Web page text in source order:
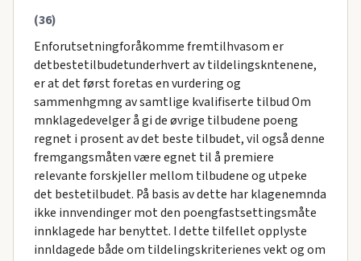
(36)
Enforutsetningforåkomme fremtilhvasom er
detbestetilbudetunderhvert av tildelingskntenene,
er at det først foretas en vurdering og
sammenhgmng av samtlige kvalifiserte tilbud Om
mnklagedevelger å gi de øvrige tilbudene poeng
regnet i prosent av det beste tilbudet, vil også denne
fremgangsmåten være egnet til å premiere
relevante forskjeller mellom tilbudene og utpeke
det bestetilbudet. På basis av dette har klagenemnda
ikke innvendinger mot den poengfastsettingsmåte
innklagede har benyttet. I dette tilfellet opplyste
innldagede både om tildelingskriterienes vekt og om